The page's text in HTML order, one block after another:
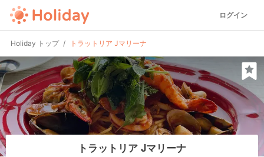
ログイン
Holiday トップ トラットリア Jマリーナ
トラットリア Jマリーナ